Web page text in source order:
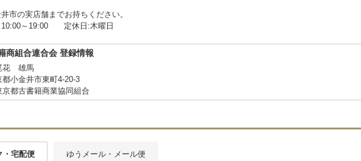
市の実店舗までお持ちください。
10:00～19:00 定休日:木曜日
商組合連合会 登録情報
花 雄馬
都小金井市東町4-20-3
京都古書籍商業協同組合
・宅配便 ゆうメール・メール便